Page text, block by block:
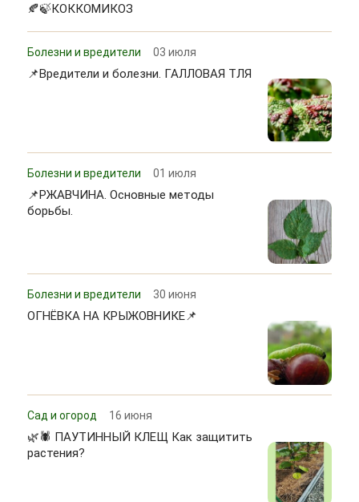
🍂🍃КОККОМИКОЗ
Болезни и вредители 03 июля
📌Вредители и болезни. ГАЛЛОВАЯ ТЛЯ
Болезни и вредители 01 июля
📌РЖАВЧИНА. Основные методы
борьбы.
Болезни и вредители 30 июня
ОГНЁВКА НА КРЫЖОВНИКЕ📌
Сад и огород 16 июня
🌿🕷 ПАУТИННЫЙ КЛЕЩ Как защитить
растения?